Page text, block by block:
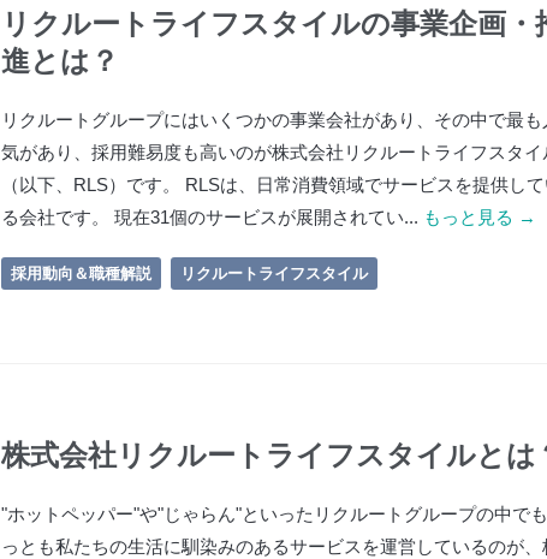
リクルートライフスタイルの事業企画・
進とは？
リクルートグループにはいくつかの事業会社があり、その中で最も
気があり、採用難易度も高いのが株式会社リクルートライフスタイ
（以下、RLS）です。 RLSは、日常消費領域でサービスを提供し
る会社です。 現在31個のサービスが展開されてい... もっと見る →
採用動向＆職種解説 リクルートライフスタイル
株式会社リクルートライフスタイルとは
"ホットペッパー"や"じゃらん"といったリクルートグループの中でも
っとも私たちの生活に馴染みのあるサービスを運営しているのが、